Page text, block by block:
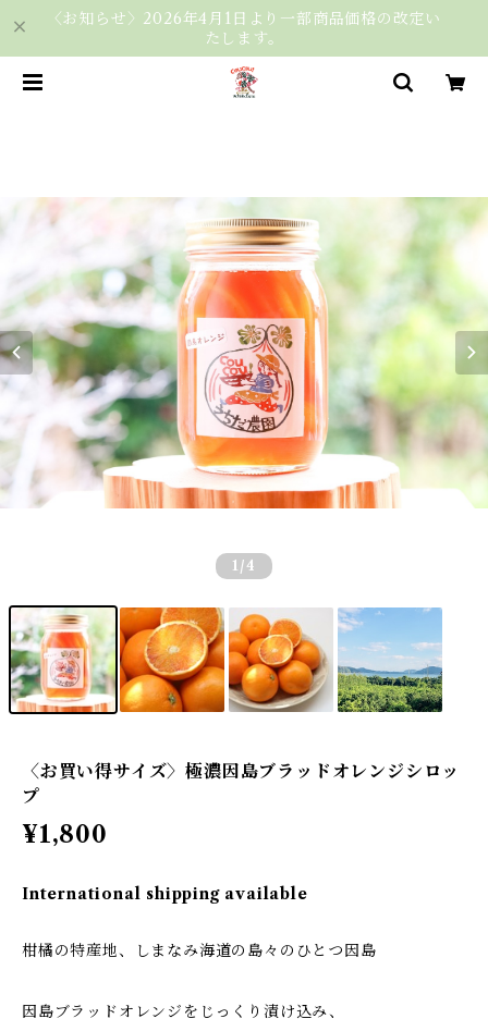
〈お知らせ〉2026年4月1日より一部商品価格の改定い
たします。
1 /4
〈お買い得サイズ〉極濃因島ブラッドオレンジシロッ
プ
¥1,800
International shipping available
柑橘の特産地、しまなみ海道の島々のひとつ因島
因島ブラッドオレンジをじっくり漬け込み、